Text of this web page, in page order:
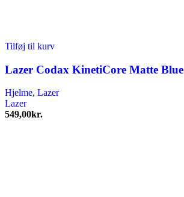
Tilføj til kurv
Lazer Codax KinetiCore Matte Blue
Hjelme, Lazer
Lazer
549,00kr.